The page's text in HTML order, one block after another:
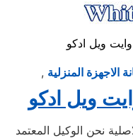
ويل ادكو
, الاجهزة المنزلية
ويل ادكو
نحن الوكيل المعتمد